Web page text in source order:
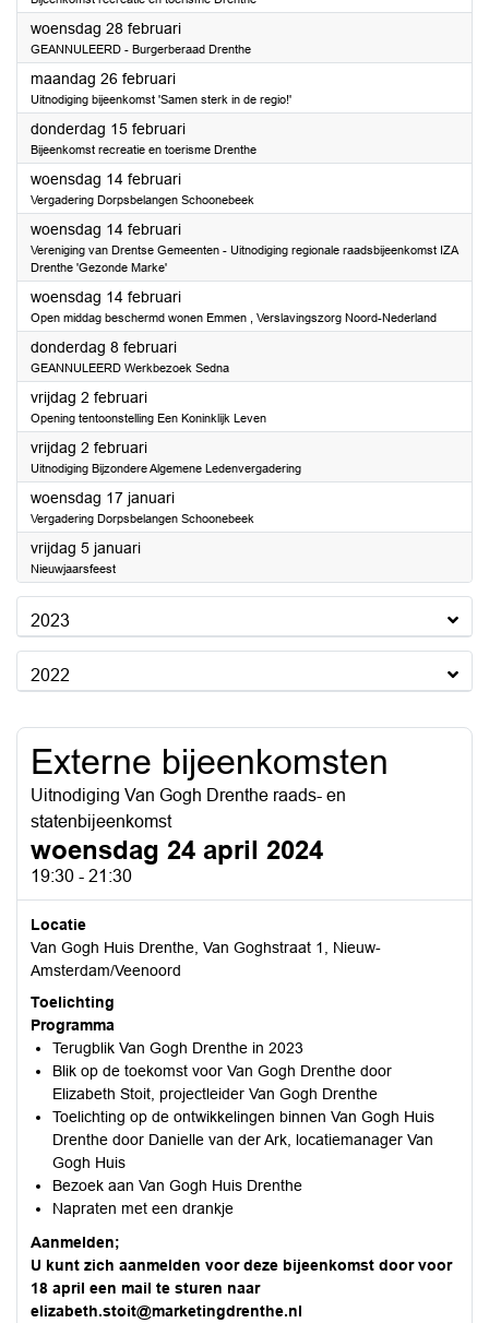
woensdag 28 februari2024
GEANNULEERD - Burgerberaad Drenthe
maandag 26 februari2024
Uitnodiging bijeenkomst 'Samen sterk in de regio!'
donderdag 15 februari2024
Bijeenkomst recreatie en toerisme Drenthe
woensdag 14 februari2024
Vergadering Dorpsbelangen Schoonebeek
woensdag 14 februari2024
Vereniging van Drentse Gemeenten - Uitnodiging regionale raadsbijeenkomst IZA
Drenthe 'Gezonde Marke'
woensdag 14 februari2024
Open middag beschermd wonen Emmen , Verslavingszorg Noord-Nederland
donderdag 8 februari2024
GEANNULEERD Werkbezoek Sedna
vrijdag 2 februari2024
Opening tentoonstelling Een Koninklijk Leven
vrijdag 2 februari2024
Uitnodiging Bijzondere Algemene Ledenvergadering
woensdag 17 januari2024
Vergadering Dorpsbelangen Schoonebeek
vrijdag 5 januari2024
Nieuwjaarsfeest
2023
2022
Externe bijeenkomsten
Uitnodiging Van Gogh Drenthe raads- en
statenbijeenkomst
woensdag 24 april 2024
19:30 - 21:30
Locatie
Van Gogh Huis Drenthe, Van Goghstraat 1, Nieuw-
Amsterdam/Veenoord
Toelichting
Programma
Terugblik Van Gogh Drenthe in 2023
Blik op de toekomst voor Van Gogh Drenthe door
Elizabeth Stoit, projectleider Van Gogh Drenthe
Toelichting op de ontwikkelingen binnen Van Gogh Huis
Drenthe door Danielle van der Ark, locatiemanager Van
Gogh Huis
Bezoek aan Van Gogh Huis Drenthe
Napraten met een drankje
Aanmelden;
U kunt zich aanmelden voor deze bijeenkomst door voor
18 april een mail te sturen naar
elizabeth.stoit@marketingdrenthe.nl